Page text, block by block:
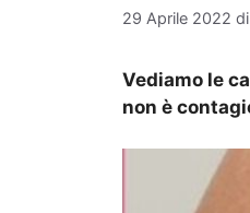
29 Aprile 2022 di
Vediamo le
non è